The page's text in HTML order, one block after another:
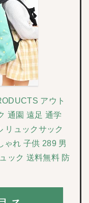
アウト
通園 遠足 通学
リュックサック
ゃれ 子供 289 男
ック 送料無料 防